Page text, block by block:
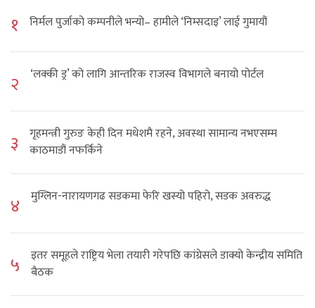
१ निर्मल पुर्जाको कम्पनीले भन्यो– हामीले ‘निम्सदाइ’ लाई गुमायौं
२ ‘लक्की ड्र’ को लागि आन्तरिक राजस्व विभागले बनायो पोर्टल
३
गृहमन्त्री गुरुङ केही दिन मधेशमै रहने, अवस्था सामान्य नभएसम्म
काठमाडौं नफर्किने
४ मुग्लिन-नारायणगढ सडकमा फेरि खस्यो पहिरो, सडक अवरुद्ध
५
इतर समूहले राष्ट्रिय भेला तयारी गरेपछि कांग्रेसले डाक्यो केन्द्रीय समिति
बैठक